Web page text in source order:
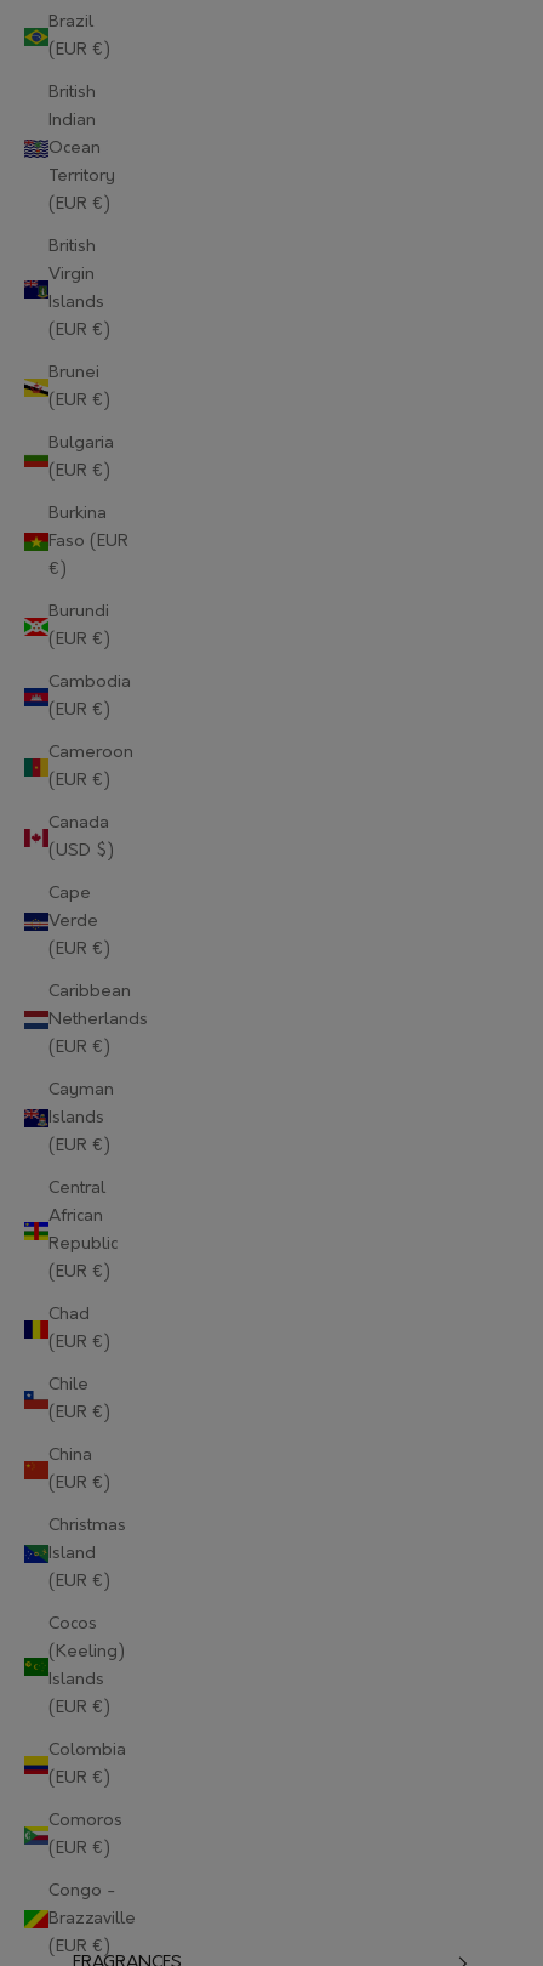
Brazil
(EUR €)
British
Indian
Ocean
Territory
(EUR €)
British
Virgin
Islands
(EUR €)
Brunei
(EUR €)
Bulgaria
(EUR €)
Burkina
Faso (EUR
€)
Burundi
(EUR €)
Cambodia
(EUR €)
Cameroon
(EUR €)
Canada
(USD $)
Cape
Verde
(EUR €)
Caribbean
Netherlands
(EUR €)
Cayman
Islands
(EUR €)
Central
African
Republic
(EUR €)
Chad
(EUR €)
Chile
(EUR €)
China
(EUR €)
Christmas
Island
(EUR €)
Cocos
(Keeling)
Islands
(EUR €)
Colombia
(EUR €)
Comoros
(EUR €)
Congo -
Brazzaville
(EUR €)